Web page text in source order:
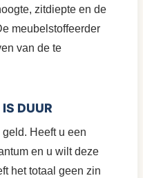
zitdiepte en de
meubelstoffeerder
van de te
DUUR
Heeft u een
en u wilt deze
het totaal geen zin